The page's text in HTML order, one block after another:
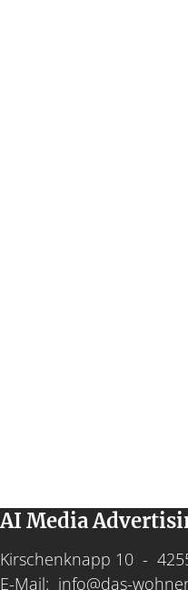
AI Media
Kirschenknapp 10 -
E-Mail: info@das-